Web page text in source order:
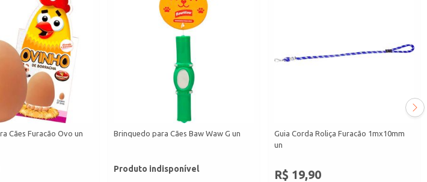
Cães Furacão Ovo un Brinquedo para Cães Baw Waw G un
Produto indisponível
Guia Corda Roliça Furacão 1mx10mm
un
R$ 19,90